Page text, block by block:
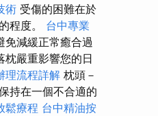
術 受傷的困難在於
程度。 台中專業
免減緩正常癒合過
枕嚴重影響您的日
理流程詳解 枕頭－
持在一個不合適的
鬆療程 台中精油按